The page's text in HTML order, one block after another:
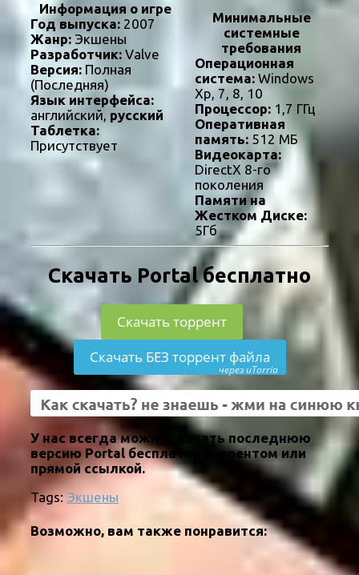
Информация о игре
Год выпуска: 2007
Жанр: Экшены
Разработчик: Valve
Версия: Полная
(Последняя)
Язык интерфейса:
английский, русский
Таблетка:
Присутствует
Минимальные
системные
требования
Операционная
система:Windows
Xp, 7, 8, 10
Процессор:1,7 ГГц
Оперативная
память:512 МБ
Видеокарта:
DirectX 8-го
поколения
Памяти на
Жестком Диске:
5Гб
Скачать Portal бесплатно
Скачать торрент
Скачать БЕЗ торрент файла
через uTorria
У нас всегда можно скачать последнюю
версию Portal бесплатно торрентом или
прямой ссылкой.
Tags: Экшены
Возможно, вам также понравится: